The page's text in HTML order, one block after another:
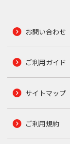
お問い合わせ
ご利用ガイド
サイトマップ
ご利用規約